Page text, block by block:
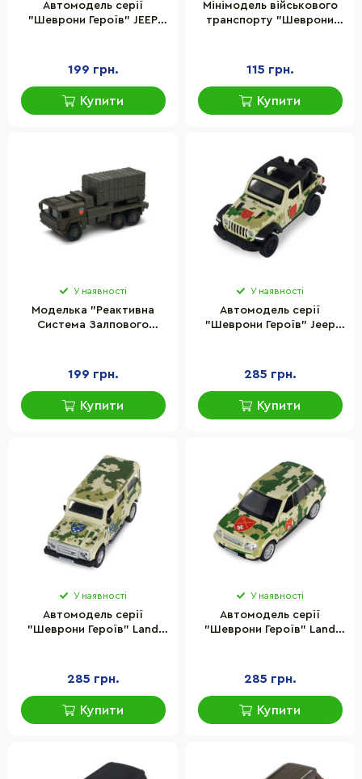
Автомодель серії
"Шеврони Героїв" JEEP
250351W
199 грн.
Купити
Мінімодель військового
транспорту "Шеврони
115 грн.
Купити
У наявності
Моделька "Реактивна
Система Залпового
серії "Шеврони Героїв"
199 грн.
Купити
У наявності
Автомодель серії
"Шеврони Героїв" Jeep
250398UM
285 грн.
Купити
У наявності
Автомодель серії
"Шеврони Героїв" Land
285 грн.
Купити
У наявності
Автомодель серії
"Шеврони Героїв" Land
250399UM
285 грн.
Купити